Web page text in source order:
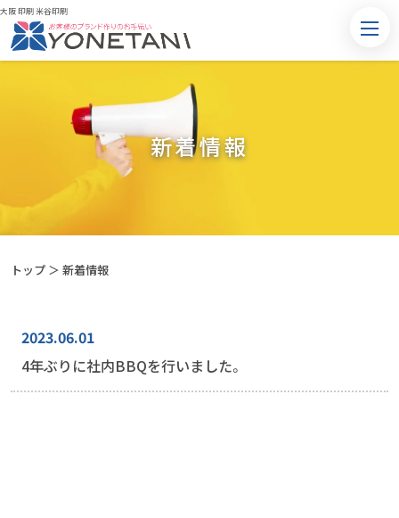
大阪 印刷 米谷印刷
新着情報
トップ ＞ 新着情報
2023.06.01
4年ぶりに社内BBQを行いました。